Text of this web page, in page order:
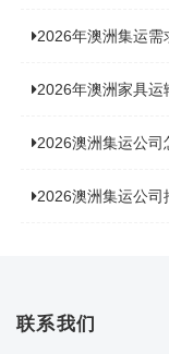
2026年澳洲集运需求大增！中澳原产地
2026年澳洲家具运输攻略大揭秘，这些干货
2026澳洲集运公司怎么选？海关新规下的避坑
2026澳洲集运公司推荐｜个人 / 跨境商
联系我们